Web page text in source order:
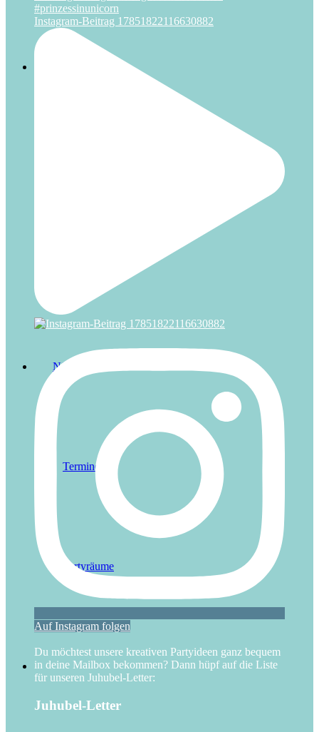
Nürnberg
Termine
Partyräume
Instagram-Beitrag 17851822116630882
Auf Instagram folgen
Du möchtest unsere kreativen Partyideen ganz bequem
in deine Mailbox bekommen? Dann hüpf auf die Liste
für unseren Juhubel-Letter:
Juhubel-Letter